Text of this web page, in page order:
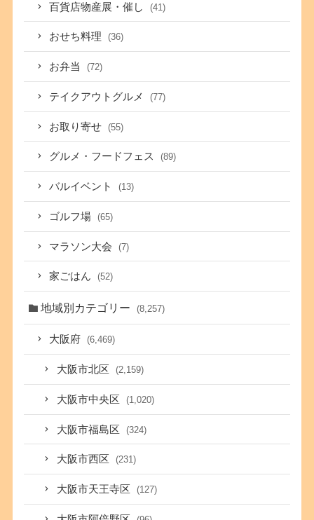
百貨店物産展・催し (41)
おせち料理 (36)
お弁当 (72)
テイクアウトグルメ (77)
お取り寄せ (55)
グルメ・フードフェス (89)
バルイベント (13)
ゴルフ場 (65)
マラソン大会 (7)
家ごはん (52)
地域別カテゴリー (8,257)
大阪府 (6,469)
大阪市北区 (2,159)
大阪市中央区 (1,020)
大阪市福島区 (324)
大阪市西区 (231)
大阪市天王寺区 (127)